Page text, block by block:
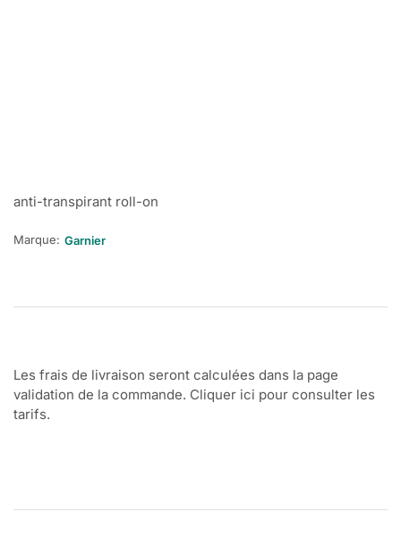
anti-transpirant roll-on
Marque: Garnier
Les frais de livraison seront calculées dans la page
validation de la commande. Cliquer ici pour consulter les
tarifs.